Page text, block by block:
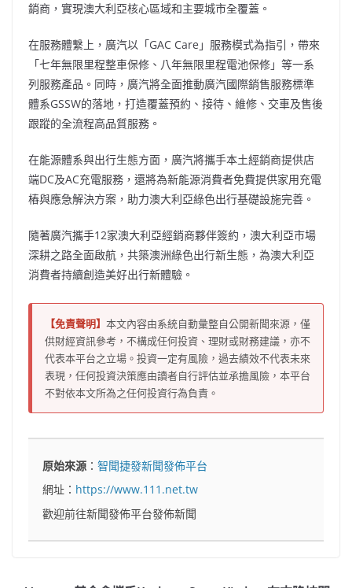
銷商，實現澳大利亞核心區域和主要城市全覆蓋。
在服務體繫上，廣汽以 「GAC Care」 服務模式為指引，帶來
「七年無限里程整車保修、八年無限里程電池保修」 等一系
列服務產品。同時，廣汽將全面推動廣汽國際銷售服務標準
體系GSSW的落地，打造覆蓋預約、接待、維修、交車及售後
跟蹤的全流程高品質服務。
在能源體系與出行生態方面，廣汽將攜手本土經銷商提供店
端DC及AC充電服務，還將為新能源消費者免費提供家用充電
樁與應急解決方案，助力澳大利亞綠色出行基礎設施完善。
隨著廣汽攜手12家澳大利亞經銷商夥伴簽約，澳大利亞市場
深耕之路全面啟航，共築澳洲綠色出行新生態，為澳大利亞
消費者持續創造美好出行新體驗。
【免責聲明】 本文內容由系統自動彙整自公開新聞來源，僅
供財經資訊參考，不構成任何投資、理財或財務建議，亦不
代表本平台之立場。投資一定有風險，過去績效不代表未來
表現，任何投資決策應由讀者自行評估並承擔風險，本平台
不對依本文所為之任何投資行為負責。
原始來源 ：智聞捷發新聞發佈平台
網址： https://www.111.net.tw
歡迎前往新聞發佈平台發佈新聞